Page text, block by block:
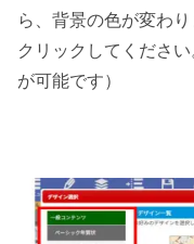
ら、背景の色が変わ
クリックしてくださ
が可能です）